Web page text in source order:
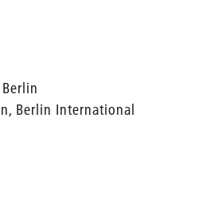
Berlin International